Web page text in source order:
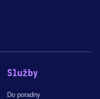
Služby
Do poradny